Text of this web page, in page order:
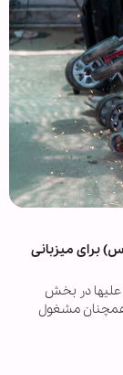
برای میزبانی
در بخش
به کربلا همچنان مشغول